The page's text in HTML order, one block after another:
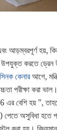
আড়ম্বরপূর্ণ হয়,
করতে ড্রেন
কেনারআগে,
পরীক্ষা করা
এর বেশি হয় ",
অসুবিধা হতে